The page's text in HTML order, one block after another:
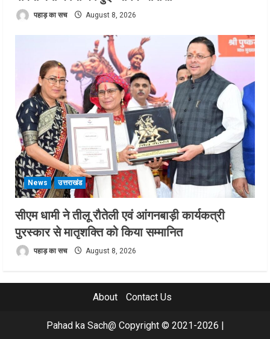
पहाड़ का सच August 8, 2026
News उत्तराखंड
सीएम धामी ने तीलू रौतेली एवं आंगनबाड़ी कार्यकत्री
पुरस्कार से मातृशक्ति को किया सम्मानित
पहाड़ का सच August 8, 2026
About Contact Us
Pahad ka Sach@ Copyright © 2021-2026 |